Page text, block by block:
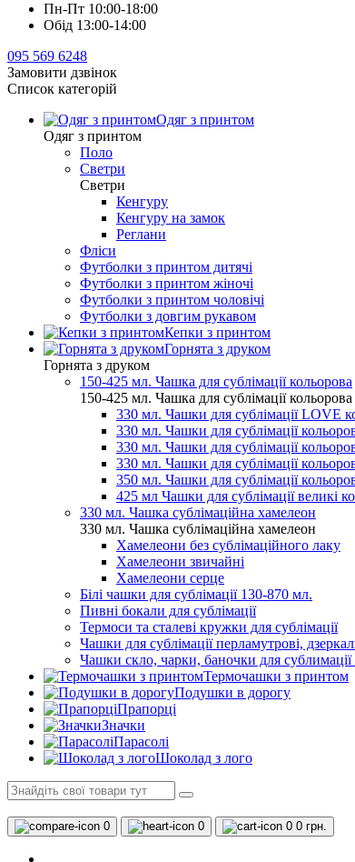
Пн-Пт 10:00-18:00
Обід 13:00-14:00
095 569 6248
Замовити дзвінок
Список категорій
Одяг з принтом
Одяг з принтом
Поло
Светри
Светри
Кенгуру
Кенгуру на замок
Реглани
Фліси
Футболки з принтом дитячі
Футболки з принтом жіночі
Футболки з принтом чоловічі
Футболки з довгим рукавом
Кепки з принтом
Горнята з друком
Горнята з друком
150-425 мл. Чашка для сублімації кольорова
150-425 мл. Чашка для сублімації кольорова
330 мл. Чашки для сублімації LOVE
330 мл. Чашки для сублімації
330 мл. Чашки для сублімації
330 мл. Чашки для сублімації
350 мл. Чашки для сублімації
425 мл Чашки для сублімації великі
330 мл. Чашка сублімаційна хамелеон
330 мл. Чашка сублімаційна хамелеон
Хамелеони без сублімаційного лаку
Хамелеони звичайні
Хамелеони серце
Білі чашки для сублімації 130-870 мл.
Пивні бокали для сублімації
Термоси та сталеві кружки для сублімації
Чашки для сублімації перламутрові,
Чашки скло, чарки, баночки для
Термочашки з принтом
Подушки в дорогу
Прапорці
Значки
Парасолі
Шоколад з лого
0 0 0 0 грн.